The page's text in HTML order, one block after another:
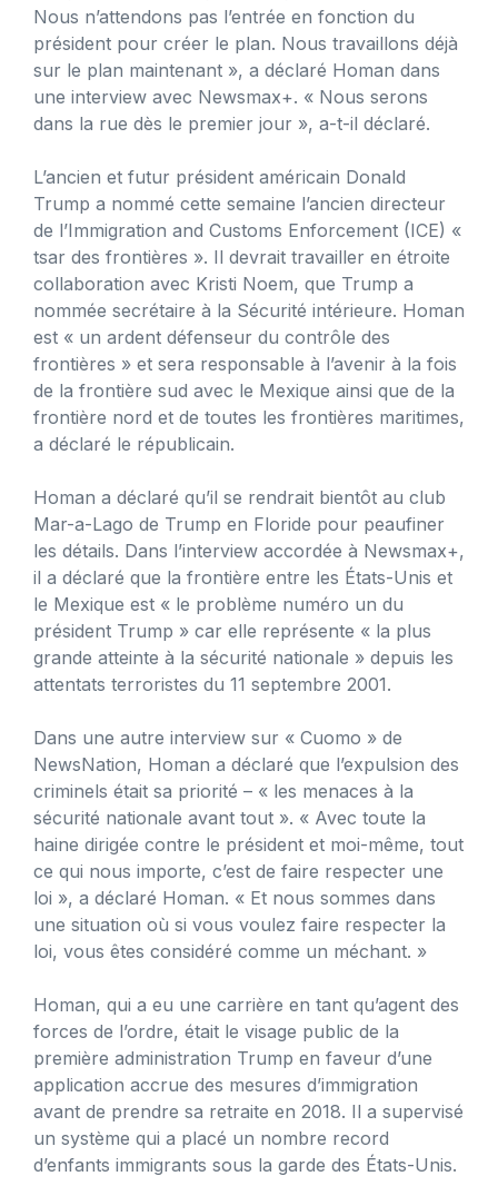
Nous n’attendons pas l’entrée en fonction du
président pour créer le plan. Nous travaillons déjà
sur le plan maintenant », a déclaré Homan dans
une interview avec Newsmax+. « Nous serons
dans la rue dès le premier jour », a-t-il déclaré.
L’ancien et futur président américain Donald
Trump a nommé cette semaine l’ancien directeur
de l’Immigration and Customs Enforcement (ICE) «
tsar des frontières ». Il devrait travailler en étroite
collaboration avec Kristi Noem, que Trump a
nommée secrétaire à la Sécurité intérieure. Homan
est « un ardent défenseur du contrôle des
frontières » et sera responsable à l’avenir à la fois
de la frontière sud avec le Mexique ainsi que de la
frontière nord et de toutes les frontières maritimes,
a déclaré le républicain.
Homan a déclaré qu’il se rendrait bientôt au club
Mar-a-Lago de Trump en Floride pour peaufiner
les détails. Dans l’interview accordée à Newsmax+,
il a déclaré que la frontière entre les États-Unis et
le Mexique est « le problème numéro un du
président Trump » car elle représente « la plus
grande atteinte à la sécurité nationale » depuis les
attentats terroristes du 11 septembre 2001.
Dans une autre interview sur « Cuomo » de
NewsNation, Homan a déclaré que l’expulsion des
criminels était sa priorité – « les menaces à la
sécurité nationale avant tout ». « Avec toute la
haine dirigée contre le président et moi-même, tout
ce qui nous importe, c’est de faire respecter une
loi », a déclaré Homan. « Et nous sommes dans
une situation où si vous voulez faire respecter la
loi, vous êtes considéré comme un méchant. »
Homan, qui a eu une carrière en tant qu’agent des
forces de l’ordre, était le visage public de la
première administration Trump en faveur d’une
application accrue des mesures d’immigration
avant de prendre sa retraite en 2018. Il a supervisé
un système qui a placé un nombre record
d’enfants immigrants sous la garde des États-Unis.